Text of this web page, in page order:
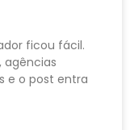
ficou fácil.
agências
e o post entra